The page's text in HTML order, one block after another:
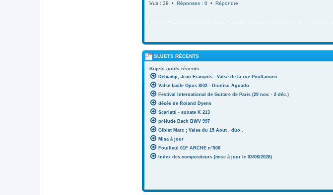
Vus : 39 • Réponses : 0 • Répondre
SUJETS RÉCENTS
Sujets actifs récents
Delcamp, Jean-François - Valse de la rue Poullaouec
Valse facile Opus 8/02 - Dioniso Aguado
Festival International de Guitare de Paris (29 nov. - 2 déc.)
décès de Roland Dyens
Scarlatti - sonate K 213
prélude Bach BWV 997
Giblet Marc ; Valse du 15 Aout . duo .
Misa à jour
Fouilleul 01F ARCHE n°500
Index des compositeurs (mise à jour le 03/06/2026)